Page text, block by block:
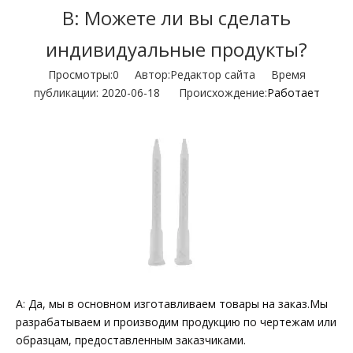
В: Можете ли вы сделать
индивидуальные продукты?
Просмотры:0 Автор:Pедактор сайта Время
публикации: 2020-06-18 Происхождение:Работает
A: Да, мы в основном изготавливаем товары на заказ.Мы
разрабатываем и производим продукцию по чертежам или
образцам, предоставленным заказчиками.